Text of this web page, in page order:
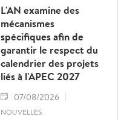
L'AN examine des
mécanismes
spécifiques afin de
garantir le respect du
calendrier des projets
liés à l'APEC 2027
07/08/2026
NOUVELLES